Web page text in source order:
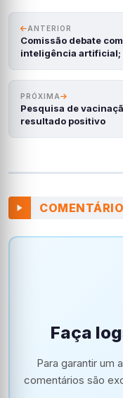
ANTERIOR
Comissão debate
inteligência artificial;
PRÓXIMA
Pesquisa de
resultado positivo
Faça
Para garantir um
comentários são